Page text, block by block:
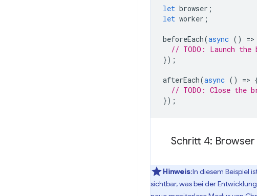
let browser ;
let worker ;
beforeEach(async () =>
// TODO: Launch the
});
afterEach(async () =>
// TODO: Close the
});
Schritt 4:
Hinweis:In diesem Beispiel
sichtbar, was bei der